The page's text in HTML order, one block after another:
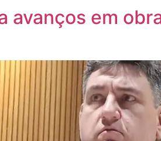
avanços em